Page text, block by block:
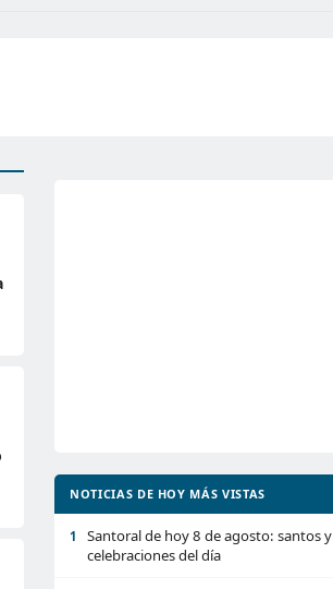
NOTICIAS DE HOY MÁS VISTAS
1
Santoral de hoy 8 de agosto: santos y
celebraciones del día